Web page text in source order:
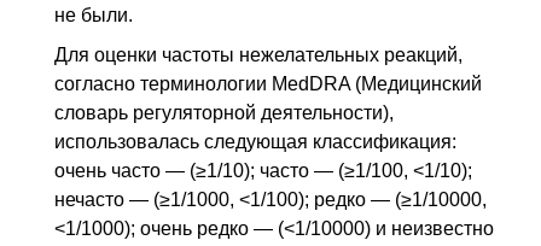
не были.
Для оценки частоты нежелательных реакций,
согласно терминологии MedDRA (Медицинский
словарь регуляторной деятельности),
использовалась следующая классификация:
очень часто — (≥1/10); часто — (≥1/100, <1/10);
нечасто — (≥1/1000, <1/100); редко — (≥1/10000,
<1/1000); очень редко — (<1/10000) и неизвестно